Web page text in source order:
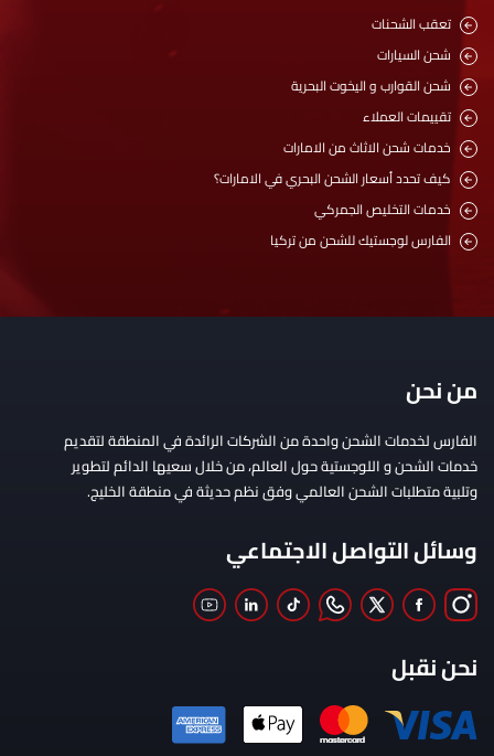
تعقب الشحنات
شحن السيارات
شحن القوارب و اليخوت البحرية
تقييمات العملاء
خدمات شحن الاثاث من الامارات
كيف تحدد أسعار الشحن البحري في الامارات؟
خدمات التخليص الجمركي
الفارس لوجستيك للشحن من تركيا
من نحن
الفارس لخدمات الشحن واحدة من الشركات الرائدة في المنطقة لتقديم
خدمات الشحن و اللوجستية حول العالم، من خلال سعيها الدائم لتطوير
وتلبية متطلبات الشحن العالمي وفق نظم حديثة في منطقة الخليج.
وسائل التواصل الاجتماعي
نحن نقبل